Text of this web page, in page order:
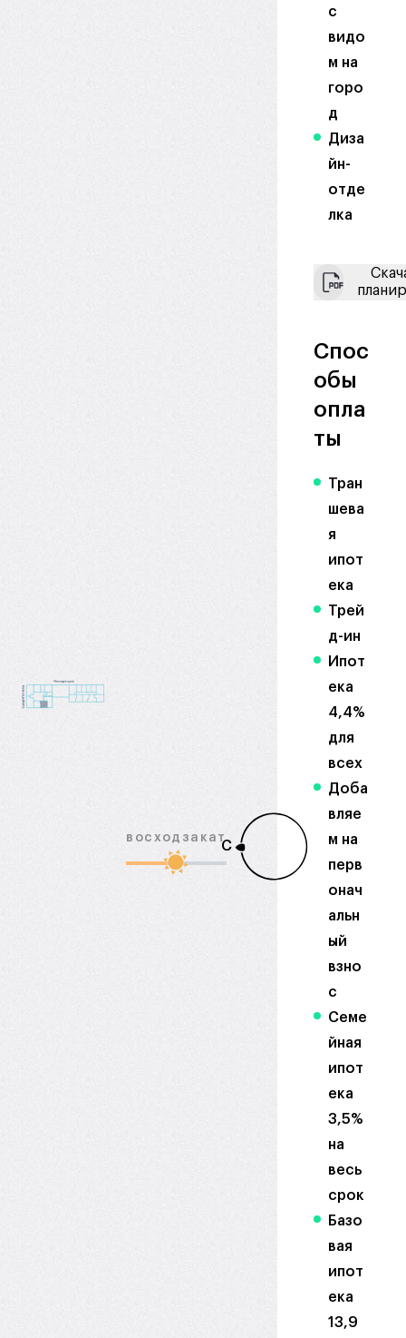
восход закат
С
с
видо
м на
горо
д
Диза
йн-
отде
лка
Спос
обы
опла
ты
Тран
шева
я
ипот
ека
Трей
д-ин
Ипот
ека
4,4%
для
всех
Доба
вляе
м на
перв
онач
альн
ый
взно
с
Семе
йная
ипот
ека
3,5%
на
весь
срок
Базо
вая
ипот
ека
13,9